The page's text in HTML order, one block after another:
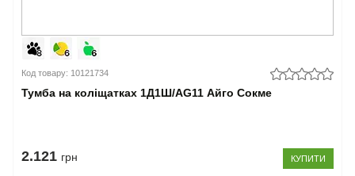
Код товару: 10121734
Тумба на коліщатках 1Д1Ш/AG11 Айго Сокме
2.121 грн КУПИТИ